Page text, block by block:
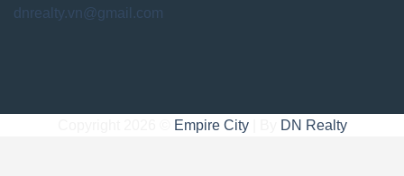
dnrealty.vn@gmail.com
Empire City| By DN Realty